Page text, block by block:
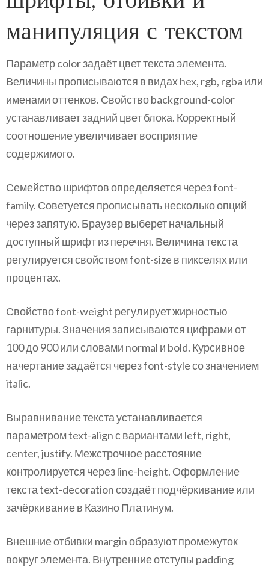
манипуляция с текстом
Параметр color задаёт цвет текста элемента.
Величины прописываются в видах hex, rgb, rgba или
именами оттенков. Свойство background-color
устанавливает задний цвет блока. Корректный
соотношение увеличивает восприятие
содержимого.
Семейство шрифтов определяется через font-
family. Советуется прописывать несколько опций
через запятую. Браузер выберет начальный
доступный шрифт из перечня. Величина текста
регулируется свойством font-size в пикселях или
процентах.
Свойство font-weight регулирует жирностью
гарнитуры. Значения записываются цифрами от
100 до 900 или словами normal и bold. Курсивное
начертание задаётся через font-style со значением
italic.
Выравнивание текста устанавливается
параметром text-align с вариантами left, right,
center, justify. Межстрочное расстояние
контролируется через line-height. Оформление
текста text-decoration создаёт подчёркивание или
зачёркивание в Казино Платинум.
Внешние отбивки margin образуют промежуток
вокруг элемента. Внутренние отступы padding